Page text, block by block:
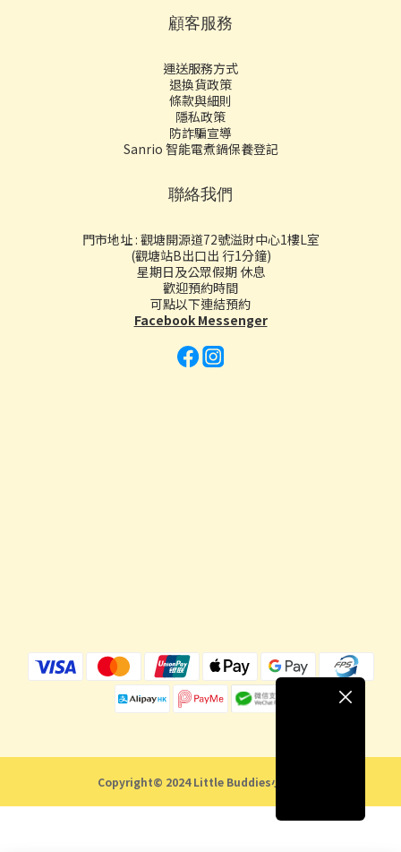
顧客服務
運送服務方式
退換貨政策
條款與細則
隱私政策
防詐騙宣導
Sanrio 智能電煮鍋保養登記
聯絡我們
門市地址 : 觀塘開源道72號溢財中心1樓L室
(觀塘站B出口出 行1分鐘)
星期日及公眾假期 休息
歡迎預約時間
可點以下連結預約
Facebook Messenger
Copyright© 2024 Little Buddies小伙子